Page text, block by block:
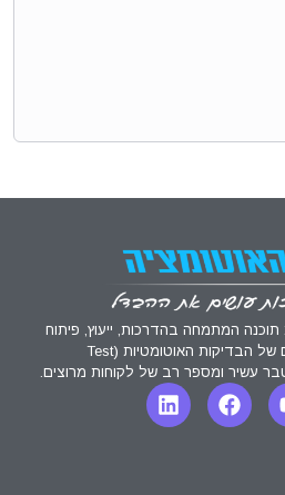
המתמחה בהדרכות, ייעוץ, פיתוח
והטמעה של מערכות בתחום של הבדיקות האוטומטיות (Test